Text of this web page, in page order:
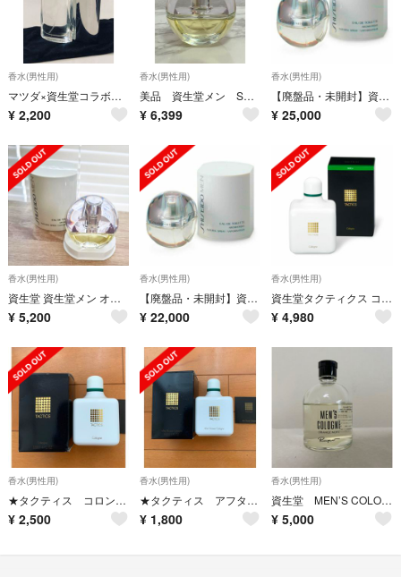
香水(男性用)
マツダ×資生堂コラボ香水 Soul of Motion
¥ 2,200
香水(男性用)
美品 資生堂メン SHISEIDO MEN オーデトワレ50ml スプレー
¥ 6,399
香水(男性用)
【廃盤品・未開封】資生堂メン SHISEIDO MEN オード・トワレ ギフトに
¥ 25,000
香水(男性用)
資生堂 資生堂メン オードトワレ 50ml
¥ 5,200
香水(男性用)
【廃盤品・未開封】資生堂メン SHISEIDO MEN オード・トワレ ギフトに
¥ 22,000
香水(男性用)
資生堂タクティクス コロンＬ（240ml）
¥ 4,980
香水(男性用)
★タクティス コロン 120ml
¥ 2,500
香水(男性用)
★タクティス アフターシャワーコロン 150ml
¥ 1,800
香水(男性用)
資生堂 MEN’S COLOGNE
¥ 5,000